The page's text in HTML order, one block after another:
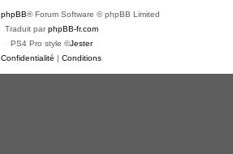
phpBB® Forum Software © phpBB Limited
Traduit parphpBB-fr.com
PS4 Pro style ©Jester
Confidentialité | Conditions